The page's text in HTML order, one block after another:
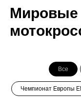
Мировые
Все
Чемпионат Европы